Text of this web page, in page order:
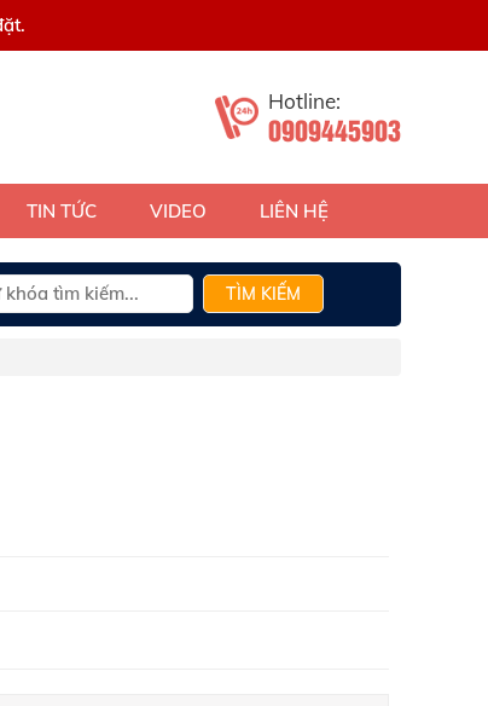
Hotline:
0909445903
TIN TỨC VIDEO LIÊN HỆ
TÌM KIẾM